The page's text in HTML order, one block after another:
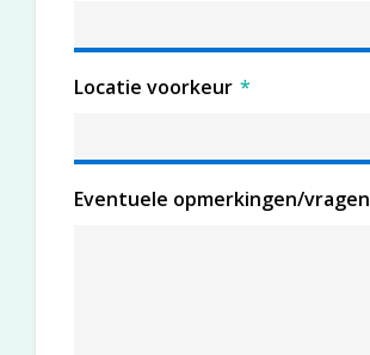
Locatie voorkeur *
Eventuele opmerkingen/vragen